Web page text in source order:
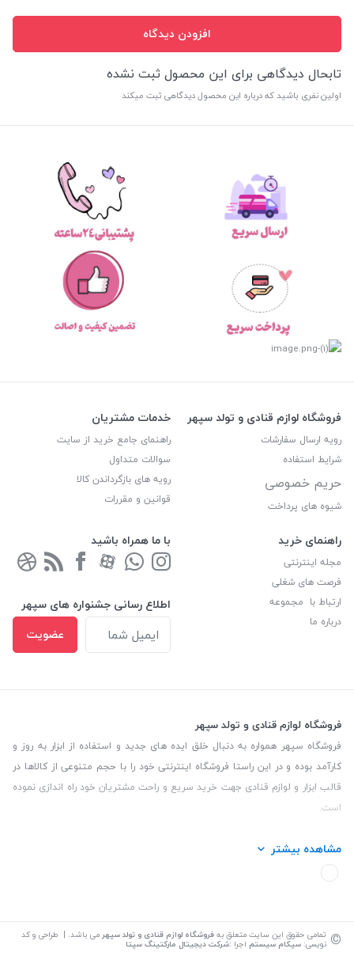
افزودن دیدگاه
تابحال دیدگاهی برای این محصول ثبت نشده
اولین نفری باشید که درباره این محصول دیدگاهی ثبت میکند
فروشگاه لوازم قنادی و تولد سپهر
رویه ارسال سفارشات
شرایط استفاده
حریم خصوصی
شیوه های پرداخت
خدمات مشتریان
راهنمای جامع خرید از سایت
سوالات متداول
رویه های بازگرداندن کالا
قوانین و مقررات
راهنمای خرید
مجله اینترنتی
فرصت های شغلی
ارتباط با مجموعه
درباره ما
با ما همراه باشید
اطلاع رسانی جشنواره های سپهر
عضویت
فروشگاه لوازم قنادی و تولد سپهر
فروشگاه سپهر همواره به دنبال خلق ایده های جدید و استفاده از ابزار به روز و
کارآمد بوده و در این راستا فروشگاه اینترنتی خود را با حجم متنوعی از کالاها در
قالب ابزار و لوازم قنادی جهت خرید سریع و راحت مشتریان خود راه اندازی نموده
است.
این فروشگاه تمام تلاش خود را نموده تا کالاهایی با کیفیت و با حداقل قیمت
عرضه نماید.
مشاهده بیشتر
© تمامی حقوق این سایت متعلق بهفروشگاه لوازم قنادی و تولد سپهر می باشد. | طراحی و کد
نویسی: سپکام سیستم اجرا :شرکت دیجیتال مارکتینگ سپتا